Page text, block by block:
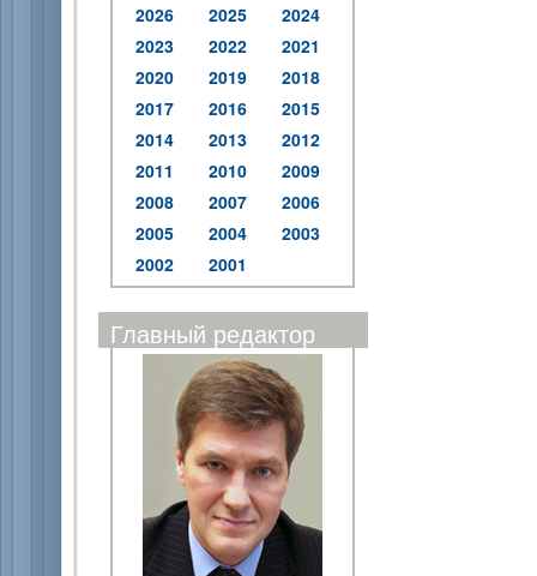
2026 2025
2024
2023
2022
2021
2020
2019
2018
2017
2016
2015
2014
2013
2012
2011
2010
2009
2008
2007
2006
2005
2004
2003
2002
2001
Главный редактор